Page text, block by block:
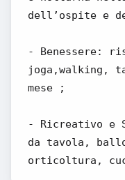
dell’ospite e
- Benessere:
joga,walking,
mese ;
- Ricreativo e
da tavola,
orticoltura,